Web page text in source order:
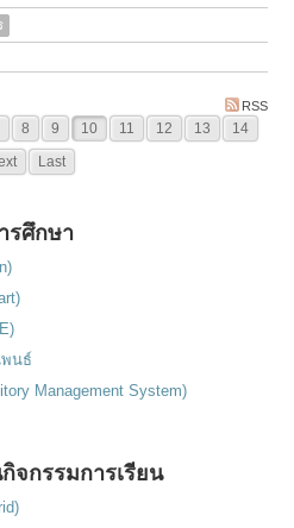
RSS
8 9 10 11 12 13
14
Last
รศึกษา
นธ์
Management System)
จกรรมการเรียน